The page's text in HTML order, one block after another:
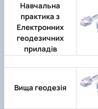
Навчальна
практика з
Електронних
геодезичних
приладів
Вища геодезія